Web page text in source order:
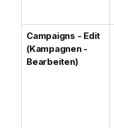
Campaigns - Edit
(Kampagnen -
Bearbeiten)